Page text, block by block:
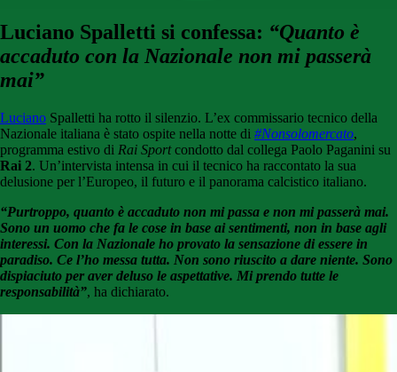
Luciano Spalletti si confessa: “Quanto è
accaduto con la Nazionale non mi passerà
mai”
Luciano Spalletti ha rotto il silenzio. L’ex commissario tecnico della
Nazionale italiana è stato ospite nella notte di #Nonsolomercato,
programma estivo di Rai Sportcondotto dal collega Paolo Paganini su
Rai 2. Un’intervista intensa in cui il tecnico ha raccontato la sua
delusione per l’Europeo, il futuro e il panorama calcistico italiano.
“Purtroppo, quanto è accaduto non mi passa e non mi passerà mai.
Sono un uomo che fa le cose in base ai sentimenti, non in base agli
interessi. Con la Nazionale ho provato la sensazione di essere in
paradiso. Ce l’ho messa tutta. Non sono riuscito a dare niente. Sono
dispiaciuto per aver deluso le aspettative. Mi prendo tutte le
responsabilità”, ha dichiarato.